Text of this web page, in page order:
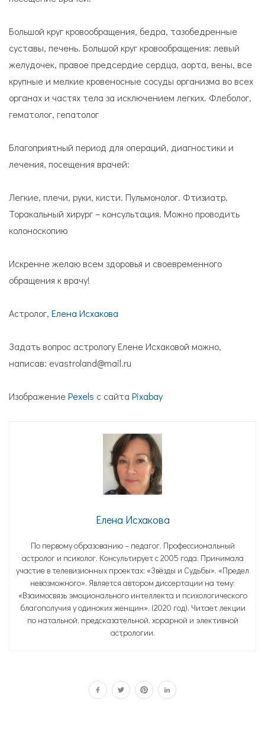
Большой круг кровообращения, бедра, тазобедренные
суставы, печень. Большой круг кровообращения: левый
желудочек, правое предсердие сердца, аорта, вены, все
крупные и мелкие кровеносные сосуды организма во всех
органах и частях тела за исключением легких. Флеболог,
гематолог, гепатолог
Благоприятный период для операций, диагностики и
лечения, посещения врачей:
Легкие, плечи, руки, кисти. Пульмонолог. Фтизиатр.
Торакальный хирург – консультация. Можно проводить
колоноскопию
Искренне желаю всем здоровья и своевременного
обращения к врачу!
Астролог, Елена Исхакова
Задать вопрос астрологу Елене Исхаковой можно,
написав: evastroland@mail.ru
ИзображениеPexels с сайта Pixabay
Елена Исхакова
По первому образованию – педагог. Профессиональный
астролог и психолог. Консультирует с 2005 года. Принимала
участие в телевизионных проектах: «Звёзды и Судьбы», «Предел
невозможного». Является автором диссертации на тему:
«Взаимосвязь эмоционального интеллекта и психологического
благополучия у одиноких женщин». (2020 год). Читает лекции
по натальной, предсказательной, хорарной и элективной
астрологии.